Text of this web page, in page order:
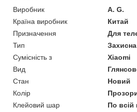
Виробник
A. G.
Країна виробник
Китай
Призначення
Для
Тип
Сумісність з
Xiaomi
Вид
Стан
Новий
Колір
Клейовий шар
По всій